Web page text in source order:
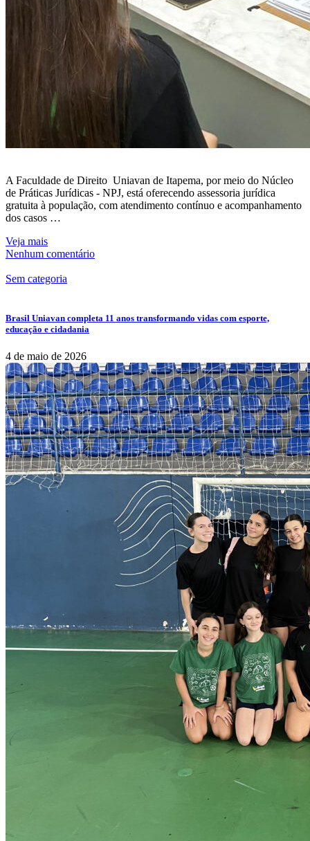
A Faculdade de Direito Uniavan de Itapema, por meio do Núcleo
de Práticas Jurídicas - NPJ, está oferecendo assessoria jurídica
gratuita à população, com atendimento contínuo e acompanhamento
dos casos …
Veja mais
Nenhum comentário
Sem categoria
Brasil Uniavan completa 11 anos transformando vidas com esporte,
educação e cidadania
4 de maio de 2026